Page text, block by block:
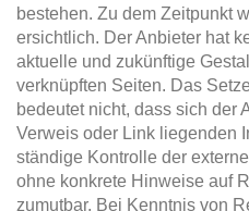
bestehen. Zu dem Zeitpunkt
ersichtlich. Der Anbieter hat
aktuelle und zukünftige
verknüpften Seiten. Das
bedeutet nicht, dass sich der
Verweis oder Link liegenden
ständige Kontrolle der
ohne konkrete Hinweise auf
zumutbar. Bei Kenntnis von